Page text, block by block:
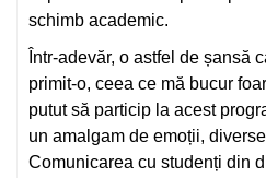
schimb academic.
Într-adevăr, o astfel de șansă
primit-o, ceea ce mă bucur
putut să particip la acest
un amalgam de emoții,
Comunicarea cu studenți din